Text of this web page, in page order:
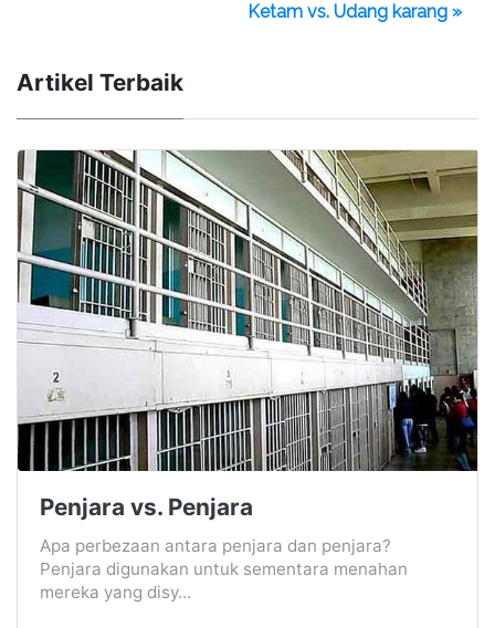
Ketam vs. Udang karang »
Artikel Terbaik
Penjara vs. Penjara
Apa perbezaan antara penjara dan penjara?
Penjara digunakan untuk sementara menahan
mereka yang disy...